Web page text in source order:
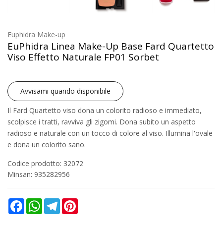
Euphidra Make-up
EuPhidra Linea Make-Up Base Fard Quartetto
Viso Effetto Naturale FP01 Sorbet
Avvisami quando disponibile
Il Fard Quartetto viso dona un colorito radioso e immediato,
scolpisce i tratti, ravviva gli zigomi. Dona subito un aspetto
radioso e naturale con un tocco di colore al viso. Illumina l'ovale
e dona un colorito sano.
Codice prodotto: 32072
Minsan: 935282956
FacebookWhatsAppTelegram